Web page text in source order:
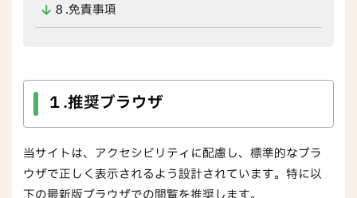
８.免責事項
１.推奨ブラウザ
当サイトは、アクセシビリティに配慮し、標準的なブラ
ウザで正しく表示されるよう設計されています。特に以